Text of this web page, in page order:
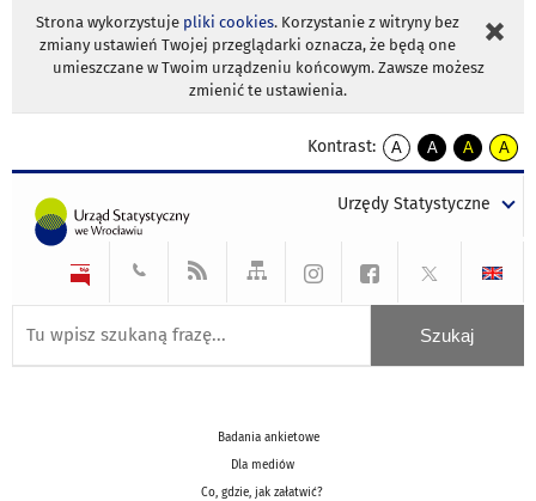
Strona wykorzystuje pliki cookies. Korzystanie z witryny bez
zmiany ustawień Twojej przeglądarki oznacza, że będą one
umieszczane w Twoim urządzeniu końcowym. Zawsze możesz
zmienić te ustawienia.
Kontrast:
A
kontrast
A
kontrast
tekst
czarnym
A
kontrast
tekst
czarnym
A
tekst
żółtym
Urzędy Statystyczne
Badania ankietowe
Dla mediów
Co, gdzie, jak załatwić?